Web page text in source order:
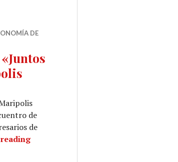
DE
de
de
Congreso Latinoamericano «Juntos